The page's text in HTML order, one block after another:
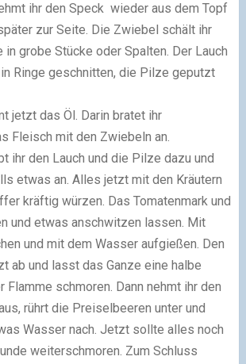
ihr den Speck wieder aus dem Topf
zur Seite. Die Zwiebel schält ihr
grobe Stücke oder Spalten. Der Lauch
Ringe geschnitten, die Pilze geputzt
jetzt das Öl. Darin bratet ihr
Fleisch mit den Zwiebeln an.
ihr den Lauch und die Pilze dazu und
etwas an. Alles jetzt mit den Kräutern
kräftig würzen. Das Tomatenmark und
und etwas anschwitzen lassen. Mit
und mit dem Wasser aufgießen. Den
ab und lasst das Ganze eine halbe
Flamme schmoren. Dann nehmt ihr den
rührt die Preiselbeeren unter und
Wasser nach. Jetzt sollte alles noch
weiterschmoren. Zum Schluss